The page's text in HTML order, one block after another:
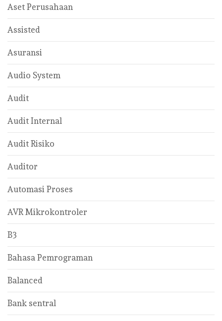
Aset Perusahaan
Assisted
Asuransi
Audio System
Audit
Audit Internal
Audit Risiko
Auditor
Automasi Proses
AVR Mikrokontroler
B3
Bahasa Pemrograman
Balanced
Bank sentral